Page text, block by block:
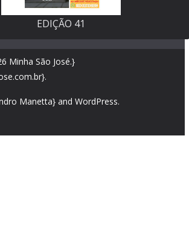
EDIÇÃO 41
Minha São José.}
Manetta} and WordPress.